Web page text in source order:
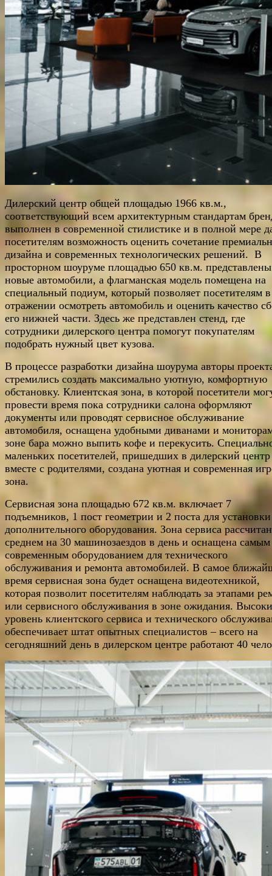
Дилерский центр общей площадью 1966 кв.м.,
соответствующий всем архитектурным стандартам
выполнен в современной стилистике и в полной мере
посетителям возможность оценить сочетание
дизайна и современных технологических решений. В
просторном шоуруме площадью 650 кв.м. представлены
новые автомобили, а флагманская модель помещена на
специальный подиум, который позволяет посетителям в
отражении осмотреть автомобиль и оценить качество
его нижней части. Здесь же представлен стенд, где
сотрудники дилерского центра помогут покупателям
подобрать нужный цвет кузова.
В процессе разработки дизайна шоурума авторы
стремились создать максимально уютную, комфортную
обстановку. Клиентская зона, в которой посетители
провести время пока сотрудники салона оформляют
документы или проводят сервисное обслуживание
автомобиля, оснащена удобными диванами и
зоне бара можно выпить кофе и перекусить.
маленьких посетителей, пришедших в дилерский центр
вместе с родителями, создана уютная и современная
зона.
Сервисная зона площадью 672 кв.м. включает 7
подъемников, 1 пост геометрии и 2 поста для установки
дополнительного оборудования. Зона сервиса
среднем на 30 машинозаездов в день и оснащена самым
современным оборудованием для технического
обслуживания и ремонта автомобилей. В самое
время сервисная зона будет оснащена видеотехникой,
которая позволит посетителям наблюдать за этапами
или сервисного обслуживания в зоне ожидания.
уровень клиентского сервиса и технического
обеспечивает штат опытных специалистов – всего на
сегодняшний день в дилерском центре работают 40